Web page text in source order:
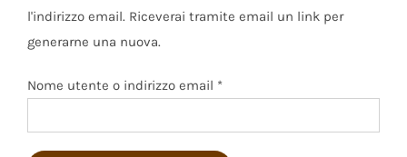
l'indirizzo email. Riceverai tramite email un link per
generarne una nuova.
Nome utente o indirizzo email *Richiesto